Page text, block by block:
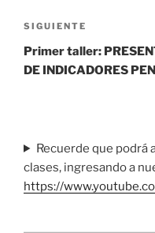
Siguiente
entrada
SIGUIENTE
Primer taller:
DE INDICADORES
Recuerde que podrá
clases, ingresando a
https://